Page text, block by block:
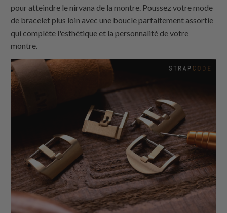
pour atteindre le nirvana de la montre. Poussez votre mode
de bracelet plus loin avec une boucle parfaitement assortie
qui complète l'esthétique et la personnalité de votre
montre.